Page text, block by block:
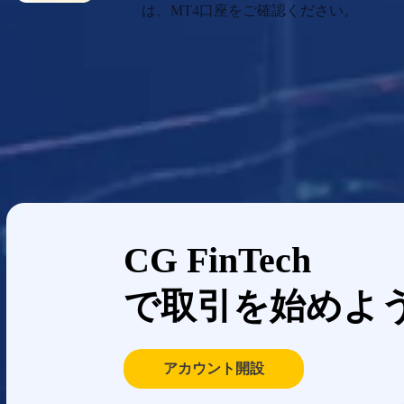
は、MT4口座をご確認ください。
CG FinTech
で取引を始めよ
アカウント開設